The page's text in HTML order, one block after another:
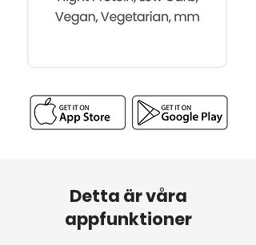
Detta är våra
appfunktioner